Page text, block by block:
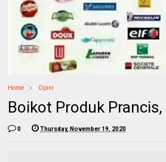
Home Opini
Boikot Produk
0 Thursday, November 19, 2020